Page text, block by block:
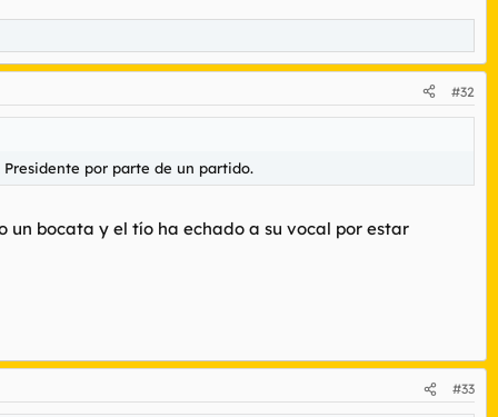
#32
por parte de un partido.
un bocata y el tío ha echado a su vocal por estar
#33